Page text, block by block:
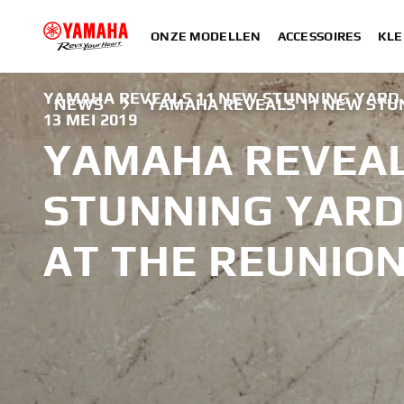
ONZE MODELLEN ACCESSOIRES
NEWS YAMAHA REVEALS 11 NEW
YAMAHA REVEALS 11 NEW STUNNING
13 MEI 2019
YAMAHA
STUNNING
AT THE